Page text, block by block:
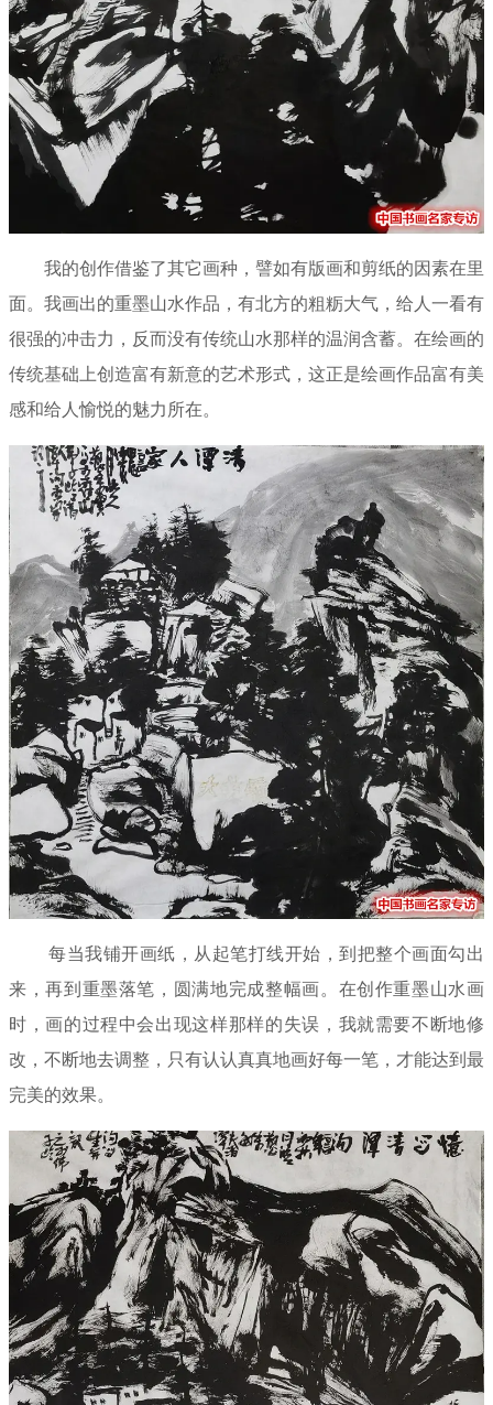
我的创作借鉴了其它画种，譬如有版画和剪纸的因素在里
面。我画出的重墨山水作品，有北方的粗粝大气，给人一看有
很强的冲击力，反而没有传统山水那样的温润含蓄。在绘画的
传统基础上创造富有新意的艺术形式，这正是绘画作品富有美
感和给人愉悦的魅力所在。
每当我铺开画纸，从起笔打线开始，到把整个画面勾出
来，再到重墨落笔，圆满地完成整幅画。在创作重墨山水画
时，画的过程中会出现这样那样的失误，我就需要不断地修
改，不断地去调整，只有认认真真地画好每一笔，才能达到最
完美的效果。